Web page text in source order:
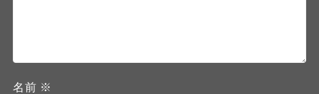
名前 ※